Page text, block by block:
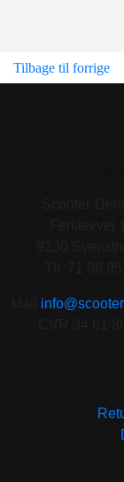
Tilbage til forrige